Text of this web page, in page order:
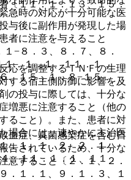
〔１１．１．１３、１５．
応を調整するＴＮＦの生理
する宿主側防御に影響を及
の投与に際しては、十分な
増悪に注意すること（他の
ること）。また、患者に対
場合には、速やかに主治医
．１、１．２、２．１
、１１．１．１、１１．
急時の対応が十分可能な医
与後に副作用が発現した場
者に注意を与えること
−８．３、８．７、８．
１．１．１、１１．１．
、１５．１．８−１５．
血症、真菌感染症を含む日
告されているため、十分な
意すること〔２．１、２．
．１．１、９．１．３、１